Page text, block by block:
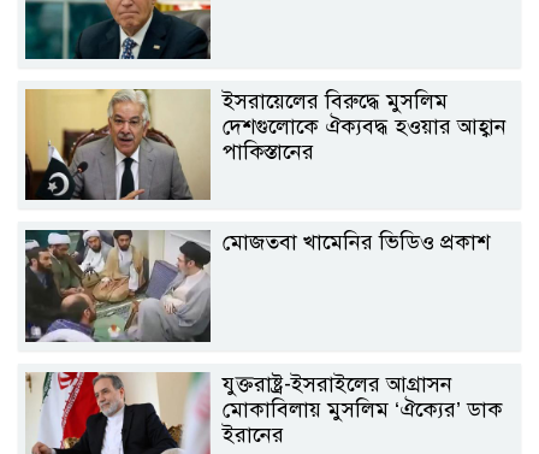
ইসরায়েলের বিরুদ্ধে মুসলিম
দেশগুলোকে ঐক্যবদ্ধ হওয়ার আহ্বান
পাকিস্তানের
মোজতবা খামেনির ভিডিও প্রকাশ
যুক্তরাষ্ট্র-ইসরাইলের আগ্রাসন
মোকাবিলায় মুসলিম ‘ঐক্যের’ ডাক
ইরানের